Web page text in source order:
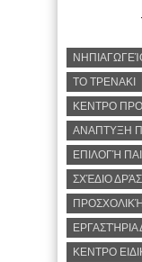
ΤΟ ΤΡΕΝΑΚΙ
ΚΕΝΤΡΟ
ΑΝΑΠΤΥΞΗ
ΕΠΙΛΟΓΉ
ΣΧΈΔΙΟ
ΚΕΝΤΡΟ